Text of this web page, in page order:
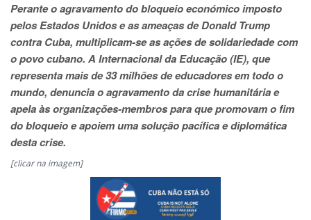
Perante o agravamento do bloqueio económico imposto
pelos Estados Unidos e as ameaças de Donald Trump
contra Cuba, multiplicam-se as ações de solidariedade com
o povo cubano. A Internacional da Educação (IE), que
representa mais de 33 milhões de educadores em todo o
mundo, denuncia o agravamento da crise humanitária e
apela às organizações-membros para que promovam o fim
do bloqueio e apoiem uma solução pacífica e diplomática
desta crise.
[clicar na imagem]